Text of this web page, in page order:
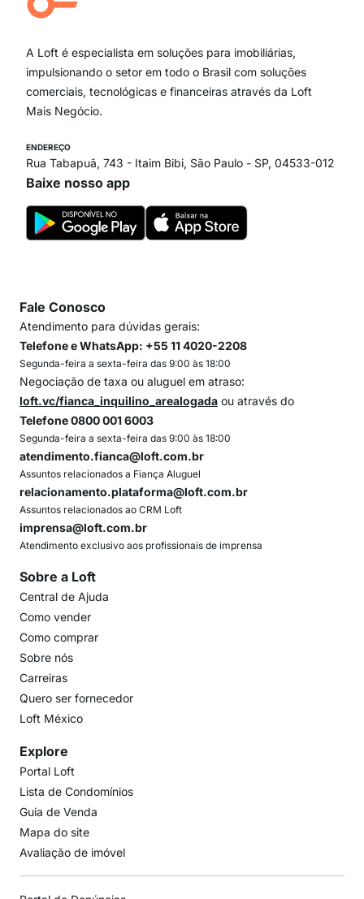
Ipiranga
Paraíso
Itaim Bibi
A Loft é especialista em soluções para imobiliárias,
impulsionando o setor em todo o Brasil com soluções
comerciais, tecnológicas e financeiras através da Loft
Mais Negócio.
ENDEREÇO
Rua Tabapuã, 743 - Itaim Bibi, São Paulo - SP, 04533-012
Baixe nosso app
Fale Conosco
Atendimento para dúvidas gerais:
Telefone e WhatsApp: +55 11 4020-2208
Segunda-feira a sexta-feira das 9:00 às 18:00
Negociação de taxa ou aluguel em atraso:
loft.vc/fianca_inquilino_arealogada ou através do
Telefone 0800 001 6003
Segunda-feira a sexta-feira das 9:00 às 18:00
atendimento.fianca@loft.com.br
Assuntos relacionados a Fiança Aluguel
relacionamento.plataforma@loft.com.br
Assuntos relacionados ao CRM Loft
imprensa@loft.com.br
Atendimento exclusivo aos profissionais de imprensa
Sobre a Loft
Central de Ajuda
Como vender
Como comprar
Sobre nós
Carreiras
Quero ser fornecedor
Loft México
Explore
Portal Loft
Lista de Condomínios
Guia de Venda
Mapa do site
Avaliação de imóvel